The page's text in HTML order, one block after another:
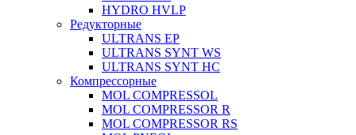
HYDRO HVLP
Редукторные
ULTRANS EP
ULTRANS SYNT WS
ULTRANS SYNT HC
Компрессорные
MOL COMPRESSOL
MOL COMPRESSOR R
MOL COMPRESSOR RS